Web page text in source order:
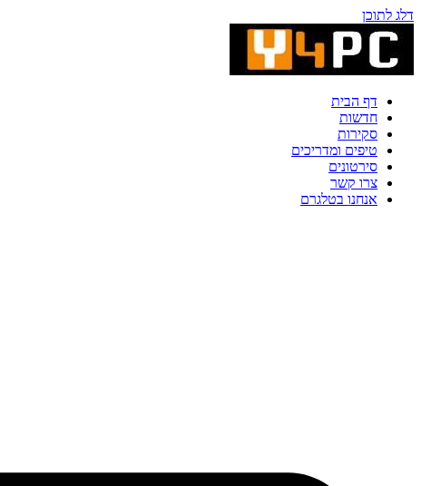
דלג לתוכן
דף הבית
חדשות
סקירות
טיפים ומדריכים
סירטונים
צרו קשר
אנחנו בטלגרם